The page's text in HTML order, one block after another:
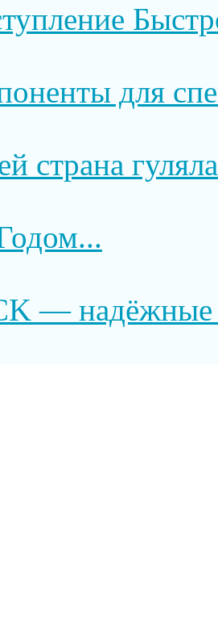
для
страна
— надёжные